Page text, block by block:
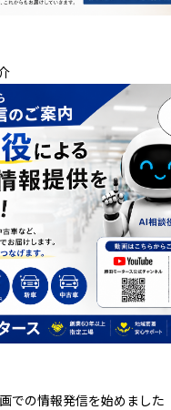
での情報発信を始めました